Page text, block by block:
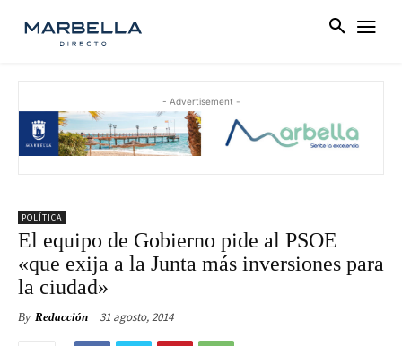
- Advertisement -
POLÍTICA
El equipo de Gobierno pide al PSOE
«que exija a la Junta más inversiones para
la ciudad»
By Redacción 31 agosto, 2014